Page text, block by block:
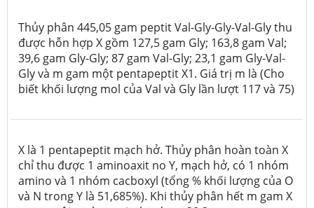
Thủy phân 445,05 gam peptit Val-Gly-Gly-Val-Gly thu
được hỗn hợp X gồm 127,5 gam Gly; 163,8 gam Val;
39,6 gam Gly-Gly; 87 gam Val-Gly; 23,1 gam Gly-Val-
Gly và m gam một pentapeptit X1. Giá trị m là (Cho
biết khối lượng mol của Val và Gly lần lượt 117 và 75)
X là 1 pentapeptit mạch hở. Thủy phân hoàn toàn X
chỉ thu được 1 aminoaxit no Y, mạch hở, có 1 nhóm
amino và 1 nhóm cacboxyl (tổng % khối lượng của O
và N trong Y là 51,685%). Khi thủy phân hết m gam X